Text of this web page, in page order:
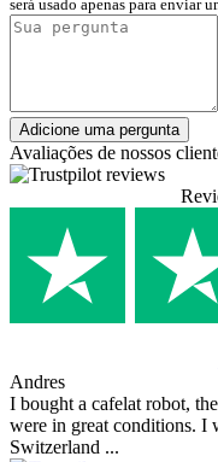
será usado apenas para enviar
Adicione uma pergunta
Avaliações de nossos
Andres
I bought a cafelat robot,
were in great conditions. I
Switzerland ...